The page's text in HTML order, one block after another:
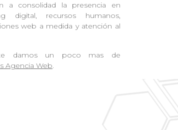
a consolidad la presencia en
digital, recursos humanos,
web a medida y atención al
damos un poco mas de
Agencia Web.